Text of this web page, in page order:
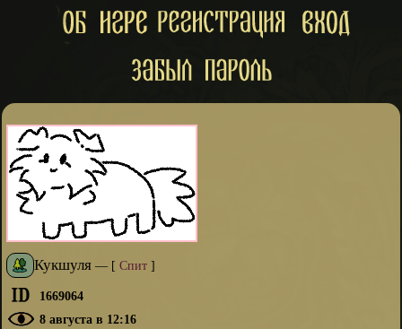
Кукшуля— [ Спит]
1669064
8 августа в 12:16